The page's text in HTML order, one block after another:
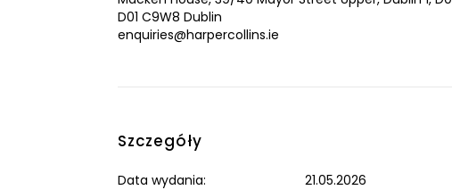
D01 C9W8 Dublin
enquiries@harpercollins.ie
Szczegóły
Data wydania:
21.05.2026